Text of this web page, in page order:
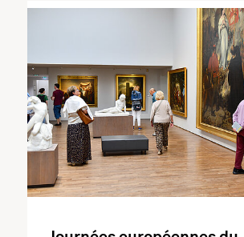
En savoir plus sur l'activité